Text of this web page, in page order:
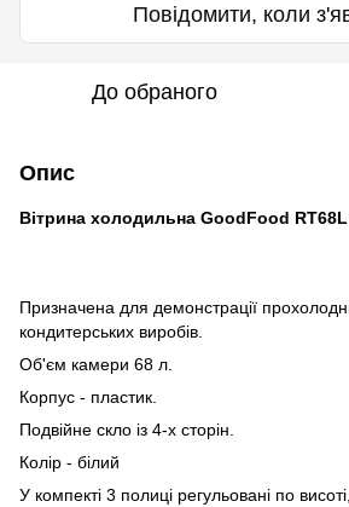
Повідомити, коли
До обраного
Опис
Вітрина холодильна GoodFood RT68L
Призначена для демонстрації
кондитерських виробів.
Об'єм камери 68 л.
Корпус - пластик.
Подвійне скло із 4-х сторін.
Колір - білий
У компекті 3 полиці регульовані по